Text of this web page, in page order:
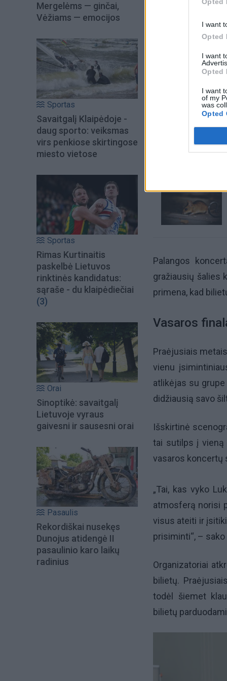
I want
Opted
I want
Opted
I want
of my
was
Opted
Mergelėms — ginčai,
Vėžiams — emocijos
Sportas
Savaitgalį Klaipėdoje -
daug sporto: veiksmas
virs penkiose skirtingose
miesto vietose
Sportas
Rimas Kurtinaitis
paskelbė Lietuvos
rinktinės kandidatus:
sąraše - du klaipėdiečiai
(3)
Orai
Sinoptikė: savaitgalį
Lietuvoje vyraus
gaivesni ir sausesni orai
Pasaulis
Rekordiškai nusekęs
Dunojus atidengė II
pasaulinio karo laikų
radinius
Šiuo metu
Palangos
gražiausių šalies
primena, kad
Vasaros
Praėjusiais
vienu
atlikėjas su
didžiausią savo
Išskirtinė
tai sutilps į vieną
vasaros koncertų
„Tai, kas vyko
atmosferą norisi
visus ateiti ir
prisiminti“, – sako
Organizatoriai
bilietų.
todėl šiemet
bilietų